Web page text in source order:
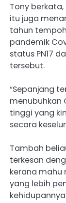
Tony
itu juga
tahun
pandemik
status PN17
tersebut.
“Sepanjang
menubuhkan
tinggi yang
secara
Tambah
terkesan
kerana mahu
yang lebih